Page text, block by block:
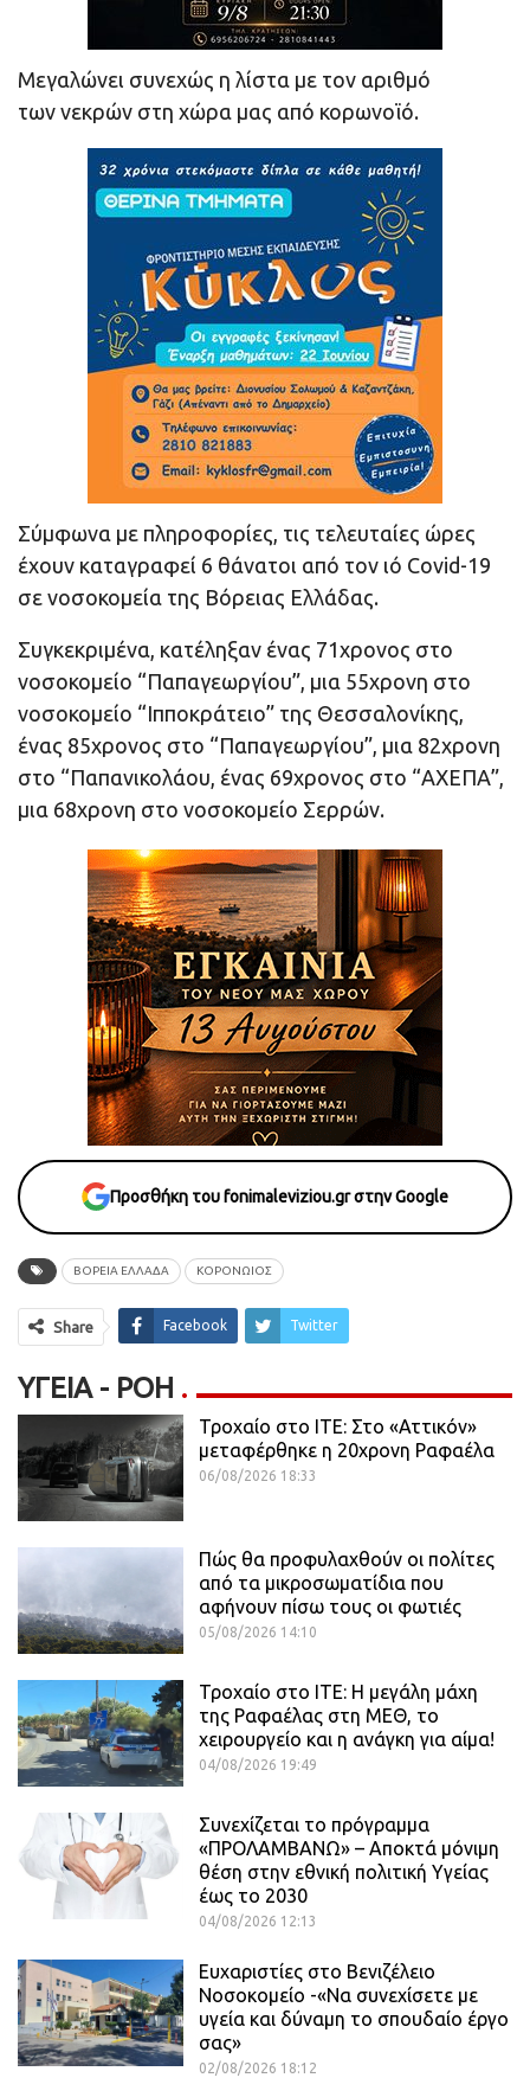
Μεγαλώνει συνεχώς η λίστα με τον αριθμό
των νεκρών στη χώρα μας από κορωνοϊό.
Σύμφωνα με πληροφορίες, τις τελευταίες ώρες
έχουν καταγραφεί 6 θάνατοι από τον ιό Covid-19
σε νοσοκομεία της Βόρειας Ελλάδας.
Συγκεκριμένα, κατέληξαν ένας 71χρονος στο
νοσοκομείο “Παπαγεωργίου”, μια 55χρονη στο
νοσοκομείο “Ιπποκράτειο” της Θεσσαλονίκης,
ένας 85χρονος στο “Παπαγεωργίου”, μια 82χρονη
στο “Παπανικολάου, ένας 69χρονος στο “ΑΧΕΠΑ”,
μια 68χρονη στο νοσοκομείο Σερρών.
Προσθήκη του fonimaleviziou.gr στην Google
ΒΌΡΕΙΑ ΕΛΛΆΔΑ ΚΟΡΟΝΩΙΟΣ
Share Facebook Twitter
ΥΓΕΊΑ - ΡΟΗ
Τροχαίο στο ΙΤΕ: Στο «Αττικόν»
μεταφέρθηκε η 20χρονη Ραφαέλα
06/08/2026 18:33
Πώς θα προφυλαχθούν οι πολίτες
από τα μικροσωματίδια που
αφήνουν πίσω τους οι φωτιές
05/08/2026 14:10
Τροχαίο στο ΙΤΕ: Η μεγάλη μάχη
της Ραφαέλας στη ΜΕΘ, το
χειρουργείο και η ανάγκη για αίμα!
04/08/2026 19:49
Συνεχίζεται το πρόγραμμα
«ΠΡΟΛΑΜΒΑΝΩ» – Αποκτά μόνιμη
θέση στην εθνική πολιτική Υγείας
έως το 2030
04/08/2026 12:13
Ευχαριστίες στο Βενιζέλειο
Νοσοκομείο -«Να συνεχίσετε με
υγεία και δύναμη το σπουδαίο έργο
σας»
02/08/2026 18:12